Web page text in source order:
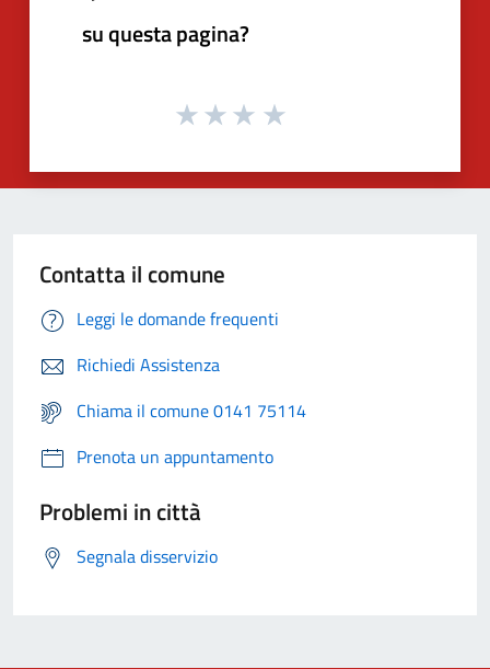
su questa pagina?
Contatta il comune
Leggi le domande frequenti
Richiedi Assistenza
Chiama il comune 0141 75114
Prenota un appuntamento
Problemi in città
Segnala disservizio